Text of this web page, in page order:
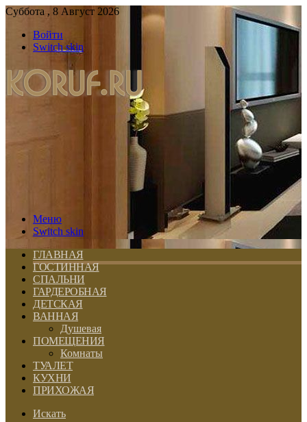
Суббота , 8 Август 2026
Войти
Switch skin
Меню
Switch skin
ГЛАВНАЯ
ГОСТИННАЯ
СПАЛЬНИ
ГАРДЕРОБНАЯ
ДЕТСКАЯ
ВАННАЯ
Душевая
ПОМЕЩЕНИЯ
Комнаты
ТУАЛЕТ
КУХНИ
ПРИХОЖАЯ
Искать